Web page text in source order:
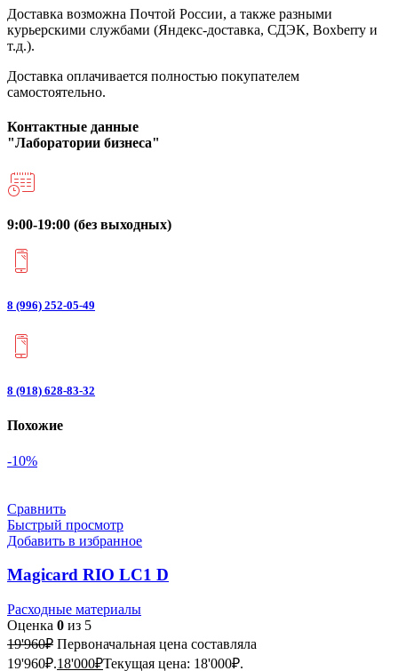
Доставка возможна Почтой России, а также разными
курьерскими службами (Яндекс-доставка, СДЭК, Boxberry и
т.д.).
Доставка оплачивается полностью покупателем
самостоятельно.
Контактные данные
"Лаборатории бизнеса"
9:00-19:00 (без выходных)
8 (996) 252-05-49
8 (918) 628-83-32
Похожие
-10%
Сравнить
Быстрый просмотр
Добавить в избранное
Magicard RIO LC1 D
Расходные материалы
Оценка 0 из 5
19'960₽ Первоначальная цена составляла
19'960₽.18'000₽Текущая цена: 18'000₽.